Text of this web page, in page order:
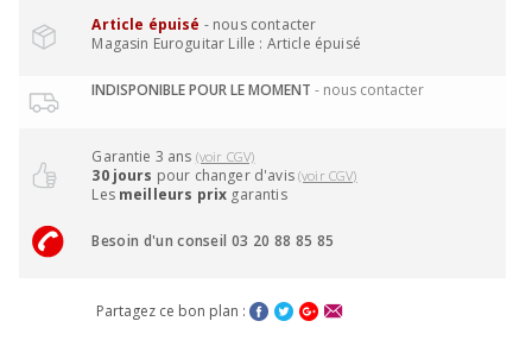
Article épuisé - nous contacter
Magasin Euroguitar Lille : Article épuisé
INDISPONIBLE POUR LE MOMENT - nous contacter
Garantie 3 ans (voir CGV)
30 jours pour changer d'avis(voir CGV)
Les meilleurs prix garantis
Besoin d'un conseil 03 20 88 85 85
Partagez ce bon plan :